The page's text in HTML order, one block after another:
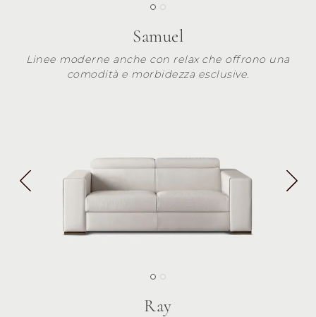
Samuel
Linee moderne anche con relax che offrono una
comodità e morbidezza esclusive.
Ray